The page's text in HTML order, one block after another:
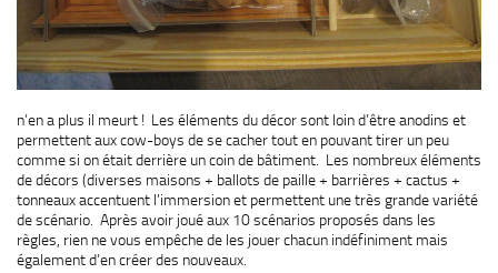
n’en a plus il meurt ! Les éléments du décor sont loin d’être anodins et
permettent aux cow-boys de se cacher tout en pouvant tirer un peu
comme si on était derrière un coin de bâtiment. Les nombreux éléments
de décors (diverses maisons + ballots de paille + barrières + cactus +
tonneaux accentuent l’immersion et permettent une très grande variété
de scénario. Après avoir joué aux 10 scénarios proposés dans les
règles, rien ne vous empêche de les jouer chacun indéfiniment mais
également d’en créer des nouveaux.